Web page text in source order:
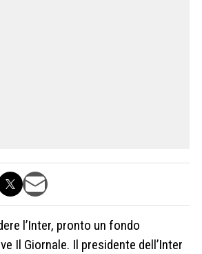
l’Inter, pronto un fondo
Il Giornale. Il presidente dell’Inter